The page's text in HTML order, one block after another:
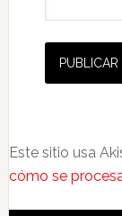
Este sitio usa
cómo se